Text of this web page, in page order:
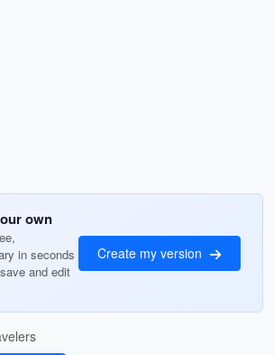
own
in seconds
and edit
Create my version